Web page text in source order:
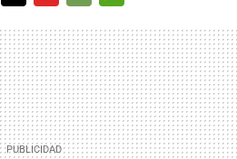
MAIL